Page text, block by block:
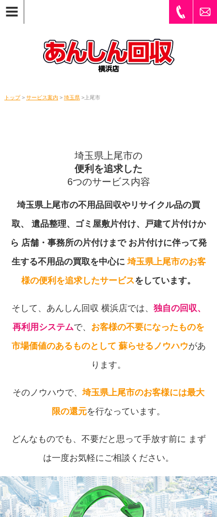
トップ> サービス案内 > 埼玉県>上尾市
埼玉県上尾市の
便利を追求した
6つのサービス内容
埼玉県上尾市の不用品回収やリサイクル品の買
取、
遺品整理、ゴミ屋敷片付け、戸建て片付けか
ら 店舗・事務所の片付けまでお片付けに伴って発
生する不用品の買取を中心に 埼玉県上尾市のお客
様の便利を追求したサービスをしています。
そして、あんしん回収 横浜店では、 独自の回収、
再利用システムで、 お客様の不要になったものを
市場価値のあるものとして 蘇らせるノウハウがあ
ります。
そのノウハウで、埼玉県上尾市のお客様には最大
限の還元を行なっています。
どんなものでも、不要だと思って手放す前に まず
は一度お気軽にご相談ください。